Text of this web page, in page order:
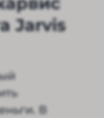
Jarvis
В